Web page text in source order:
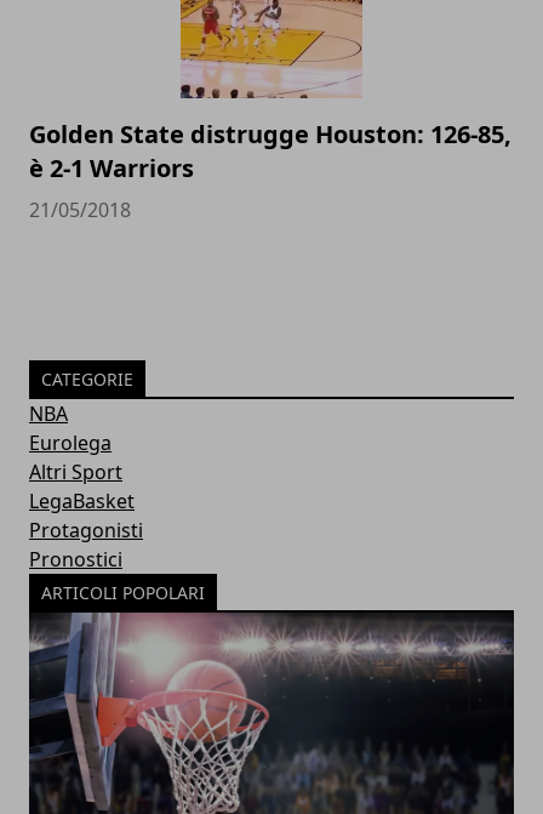
Golden State distrugge Houston: 126-85,
è 2-1 Warriors
21/05/2018
CATEGORIE
NBA
Eurolega
Altri Sport
LegaBasket
Protagonisti
Pronostici
ARTICOLI POPOLARI